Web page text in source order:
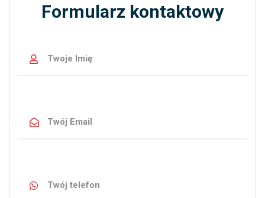
Formularz kontaktowy